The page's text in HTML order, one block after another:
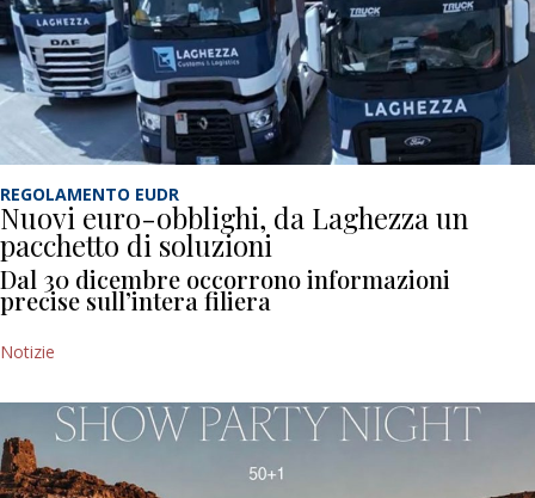
REGOLAMENTO EUDR
Nuovi euro-obblighi, da Laghezza un
pacchetto di soluzioni
Dal 30 dicembre occorrono informazioni
precise sull’intera filiera
Notizie